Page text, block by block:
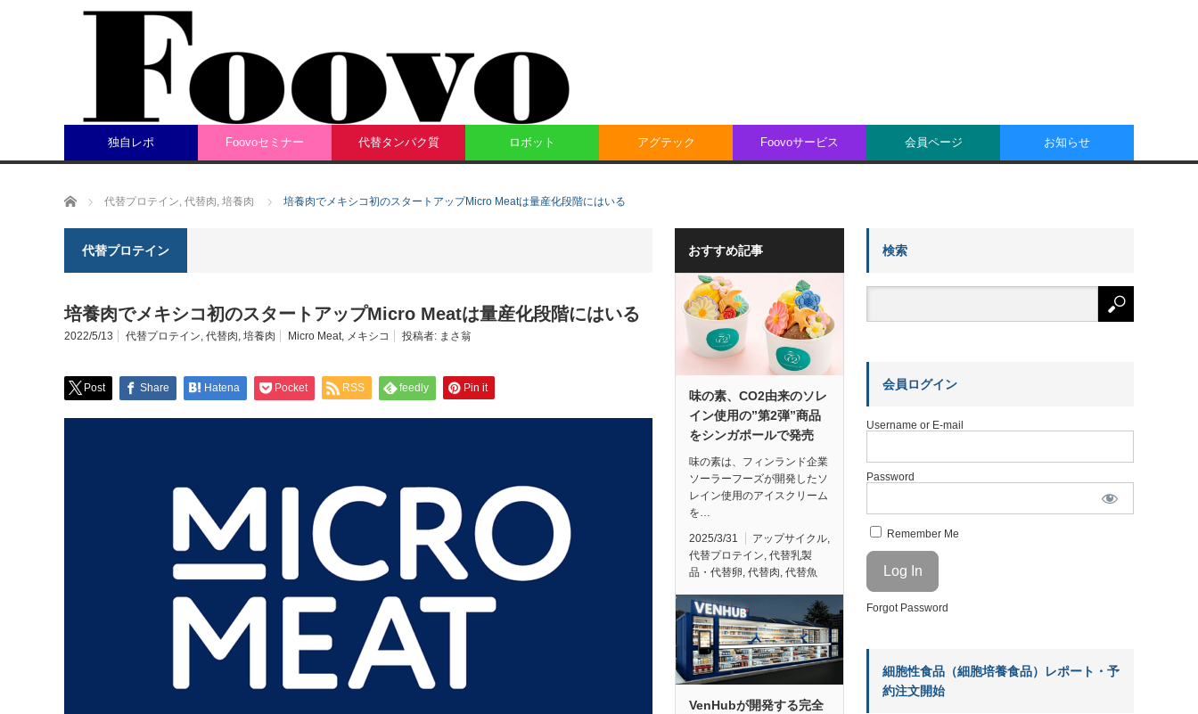
独自レポ Foovoセミナー 代替タンパク質 ロボット アグテック Foovoサービス 会員ページ お知らせ
ホーム 代替プロテイン, 代替肉, 培養肉 培養肉でメキシコ初のスタートアップMicro Meatは量産化段階にはいる
代替プロテイン
培養肉でメキシコ初のスタートアップMicro Meatは量産化段階にはいる
2022/5/13 代替プロテイン, 代替肉, 培養肉 Micro Meat, メキシコ 投稿者: まさ翁
Post Share Hatena Pocket RSS feedly Pin it
おすすめ記事
味の素、CO2由来のソレ
イン使用の”第2弾”商品
をシンガポールで発売
味の素は、フィンランド企業
ソーラーフーズが開発したソ
レイン使用のアイスクリーム
を…
2025/3/31 アップサイクル,
代替プロテイン, 代替乳製
品・代替卵, 代替肉, 代替魚
VenHubが開発する完全
検索
会員ログイン
Username or E-mail
Password
Remember Me
Forgot Password
細胞性食品（細胞培養食品）レポート・予
約注文開始